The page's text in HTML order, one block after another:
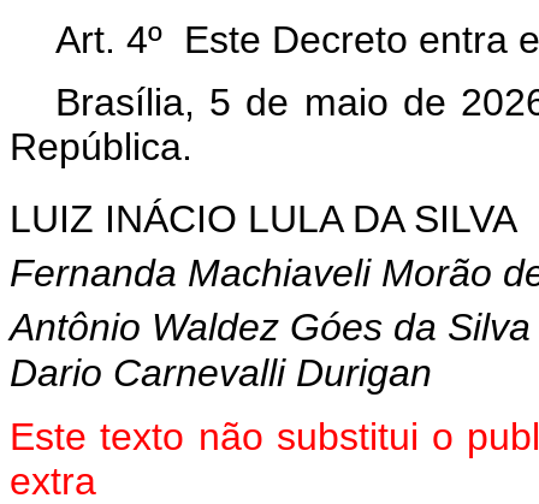
Art. 4º Este Decreto entra
Brasília, 5 de maio de
República.
LUIZ INÁCIO LULA DA SILVA
Fernanda Machiaveli Morão
Antônio Waldez Góes da Silva
Dario Carnevalli Durigan
Este texto não substitui o
extra